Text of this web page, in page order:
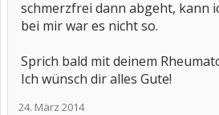
schmerzfrei dann abgeht, kann
bei mir war es nicht so.
Sprich bald mit deinem
Ich wünsch dir alles Gute!
24. März 2014